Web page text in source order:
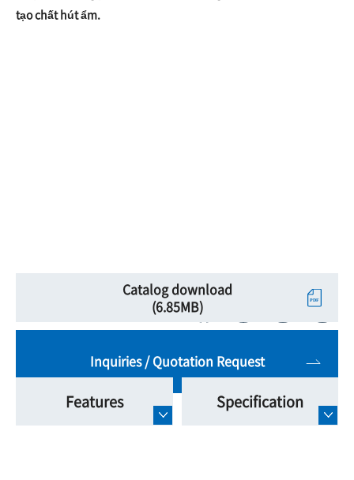
tạo chất hút ẩm.
Catalog download
(6.85MB)
Inquiries / Quotation Request
Features Specification